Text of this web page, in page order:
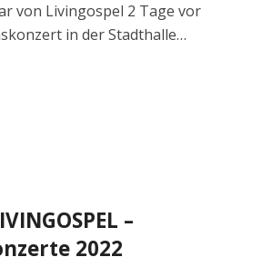
von Livingospel 2 Tage vor
in der Stadthalle…
–
2022